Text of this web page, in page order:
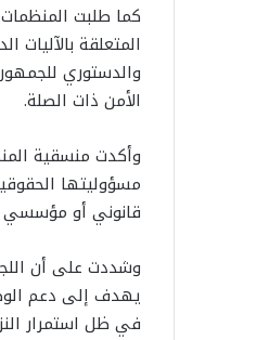
كما طلبت المنظمات
المتعلقة
والدستوري
الأمن ذات الصلة.
وأكدت منسقية
مسؤوليتها
قانوني أو مؤسسي
وشددت على أن
يهدف إلى دعم
في ظل استمرار